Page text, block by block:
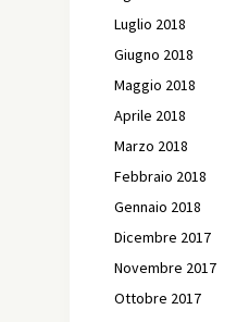
Luglio 2018
Giugno 2018
Maggio 2018
Aprile 2018
Marzo 2018
Febbraio 2018
Gennaio 2018
Dicembre 2017
Novembre 2017
Ottobre 2017